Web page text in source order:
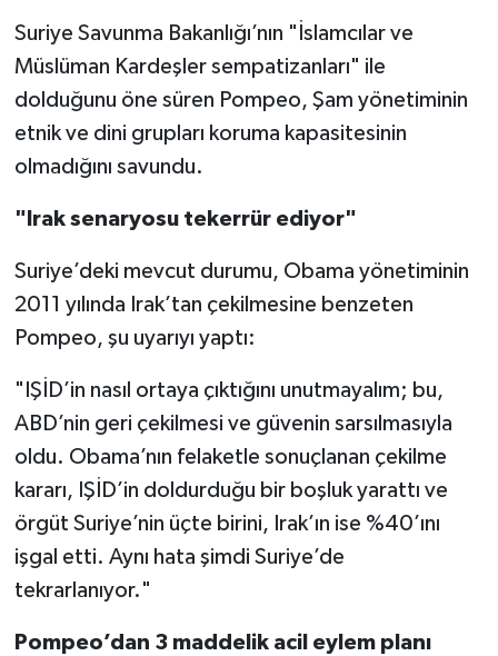
Suriye Savunma Bakanlığı’nın "İslamcılar ve
Müslüman Kardeşler sempatizanları" ile
dolduğunu öne süren Pompeo, Şam yönetiminin
etnik ve dini grupları koruma kapasitesinin
olmadığını savundu.
"Irak senaryosu tekerrür ediyor"
Suriye’deki mevcut durumu, Obama yönetiminin
2011 yılında Irak’tan çekilmesine benzeten
Pompeo, şu uyarıyı yaptı:
"IŞİD’in nasıl ortaya çıktığını unutmayalım; bu,
ABD’nin geri çekilmesi ve güvenin sarsılmasıyla
oldu. Obama’nın felaketle sonuçlanan çekilme
kararı, IŞİD’in doldurduğu bir boşluk yarattı ve
örgüt Suriye’nin üçte birini, Irak’ın ise %40’ını
işgal etti. Aynı hata şimdi Suriye’de
tekrarlanıyor."
Pompeo’dan 3 maddelik acil eylem planı